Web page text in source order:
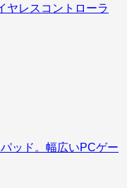
ヤレスコントローラ
ッド。幅広いPCゲー